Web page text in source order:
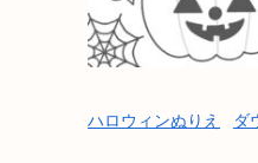
ハロウィンぬりえ ダ